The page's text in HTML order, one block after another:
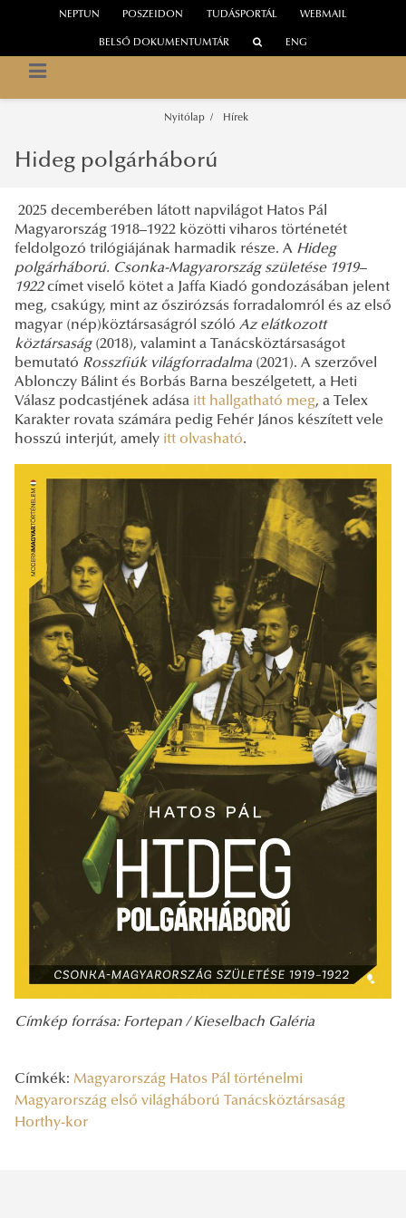
WEBMAIL
NEPTUN POSZEIDON TUDÁSPORTÁL
BELSŐ DOKUMENTUMTÁR ENG
Nyitólap Hírek
Hideg polgárháború
2025 decemberében látott napvilágot Hatos Pál
Magyarország 1918–1922 közötti viharos történetét
feldolgozó trilógiájának harmadik része. A Hideg
polgárháború. Csonka-Magyarország születése 1919–
1922címet viselő kötet a Jaffa Kiadó gondozásában jelent
meg, csakúgy, mint az őszirózsás forradalomról és az első
magyar (nép)köztársaságról szóló Az elátkozott
köztársaság(2018), valamint a Tanácsköztársaságot
bemutató Rosszfiúk világforradalma (2021). A szerzővel
Ablonczy Bálint és Borbás Barna beszélgetett, a Heti
Válasz podcastjének adása itt hallgatható meg, a Telex
Karakter rovata számára pedig Fehér János készített vele
hosszú interjút, amely itt olvasható.
Címkép forrása: Fortepan / Kieselbach Galéria
Címkék: Magyarország Hatos Pál történelmi
Magyarország első világháború
Tanácsköztársaság
Horthy-kor